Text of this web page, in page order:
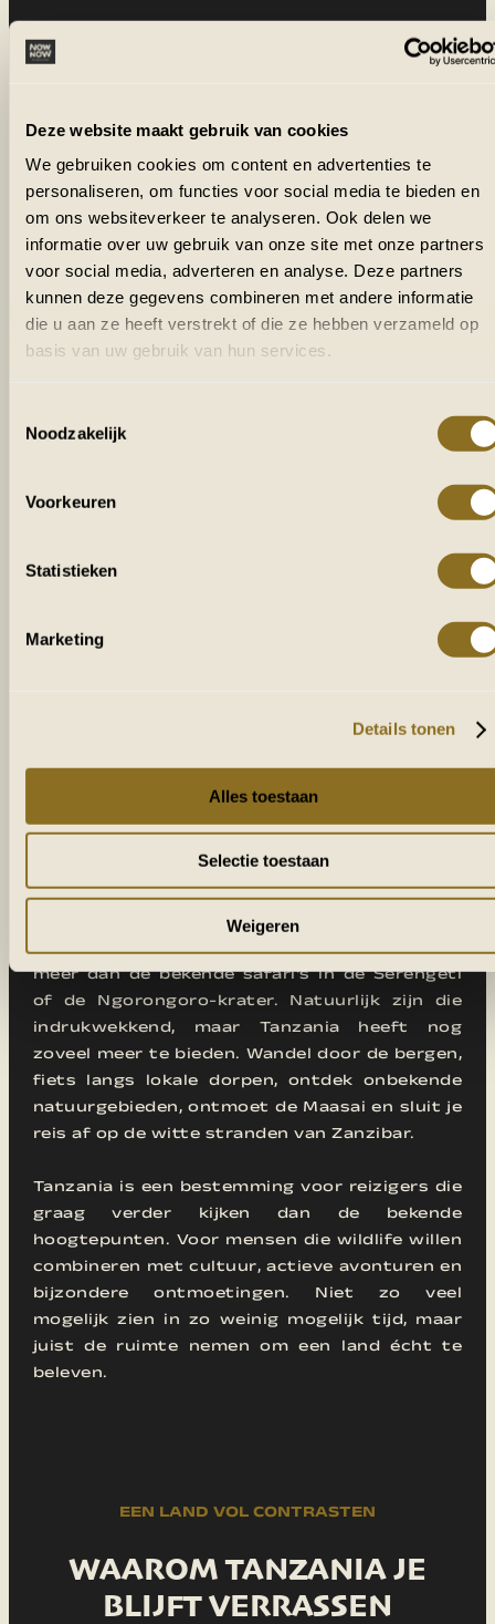
Deze website maakt gebruik van cookies
We gebruiken cookies om content en advertenties te
personaliseren, om functies voor social media te bieden en
om ons websiteverkeer te analyseren. Ook delen we
informatie over uw gebruik van onze site met onze partners
voor social media, adverteren en analyse. Deze partners
kunnen deze gegevens combineren met andere informatie
die u aan ze heeft verstrekt of die ze hebben verzameld op
basis van uw gebruik van hun services.
Noodzakelijk
Voorkeuren
Statistieken
Marketing
Details tonen
Alles toestaan
Selectie toestaan
Weigeren
VEEL MEER DAN SAFARI ALLEEN
TANZANIA
Een individuele rondreis door Tanzania is veel
meer dan de bekende safari's in de Serengeti
of de Ngorongoro-krater. Natuurlijk zijn die
indrukwekkend, maar Tanzania heeft nog
zoveel meer te bieden. Wandel door de bergen,
fiets langs lokale dorpen, ontdek onbekende
natuurgebieden, ontmoet de Maasai en sluit je
reis af op de witte stranden van Zanzibar.
Tanzania is een bestemming voor reizigers die
graag verder kijken dan de bekende
hoogtepunten. Voor mensen die wildlife willen
combineren met cultuur, actieve avonturen en
bijzondere ontmoetingen. Niet zo veel
mogelijk zien in zo weinig mogelijk tijd, maar
juist de ruimte nemen om een land écht te
beleven.
EEN LAND VOL CONTRASTEN
WAAROM TANZANIA JE
BLIJFT VERRASSEN